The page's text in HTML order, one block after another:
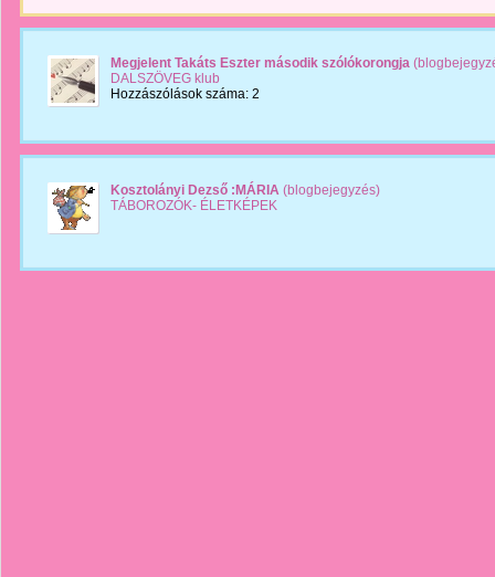
Megjelent Takáts Eszter második szólókorongja
DALSZÖVEG klub
Hozzászólások száma: 2
Kosztolányi Dezső :MÁRIA (blogbejegyzés)
TÁBOROZÓK- ÉLETKÉPEK